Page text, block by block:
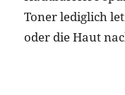
Toner lediglich
oder die Haut